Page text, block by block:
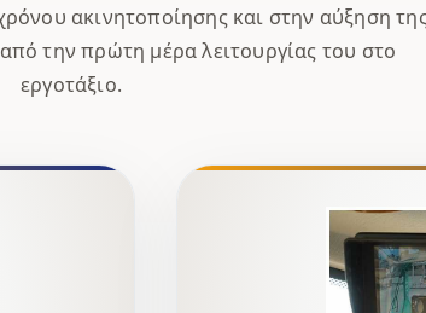
ακινητοποίησης και στην αύξηση
την πρώτη μέρα λειτουργίας του στο
εργοτάξιο.